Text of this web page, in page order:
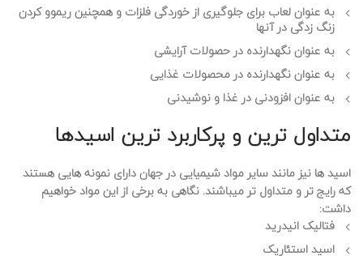
به عنوان لعاب برای جلوگیری از خوردگی فلزات و همچنین ریموو کردن
زنگ زدگی در آنها
به عنوان نگهدارنده در حصولات آرایشی
به عنوان نگهدارنده در محصولات غذایی
به عنوان افزودنی در غذا و نوشیدنی
متداول ترین و پرکاربرد ترین اسیدها
اسید ها نیز مانند سایر مواد شیمیایی در جهان دارای نمونه هایی هستند
که رایج تر و متداول تر میباشند. نگاهی به برخی از این مواد خواهیم
داشت:
فتالیک انیدرید
اسید استئاریک